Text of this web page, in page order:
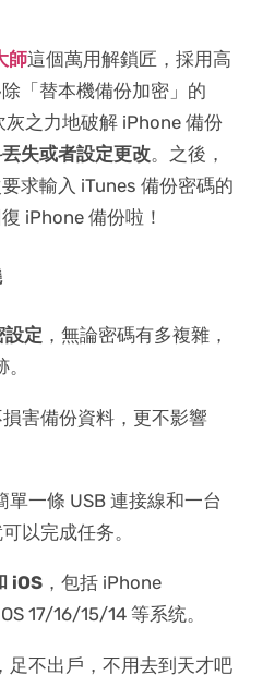
師這個萬用解鎖匠，採用高
「替本機備份加密」的
之力地破解 iPhone 備份
失或者設定更改。之後，
求輸入 iTunes 備份密碼的
iPhone 備份啦！
定 ，無論密碼有多複雜，
損害備份資料，更不影響
單一條 USB 連接線和一台
以完成任务。
iOS ，包括 iPhone
17/16/15/14 等系统。
，足不出戶，不用去到天才吧